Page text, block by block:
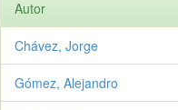
Autor
Chávez, Jorge
Gómez, Alejandro